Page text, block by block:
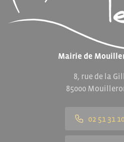
Mairie de
8, rue de la
85000
02 51 31